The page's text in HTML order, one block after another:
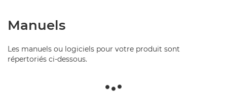
Manuels
Les manuels ou logiciels pour votre produit sont
répertoriés ci-dessous.